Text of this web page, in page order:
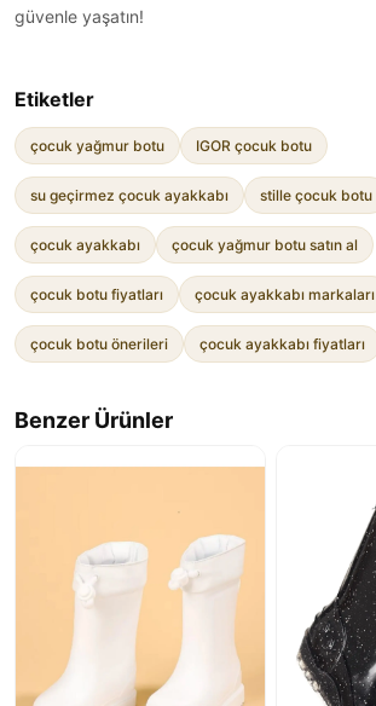
güvenle yaşatın!
Etiketler
çocuk yağmur botu IGOR çocuk botu
su geçirmez çocuk ayakkabı stille çocuk botu
çocuk ayakkabı çocuk yağmur botu satın al
çocuk botu fiyatları çocuk ayakkabı markaları
çocuk botu önerileri çocuk ayakkabı fiyatları
Benzer Ürünler